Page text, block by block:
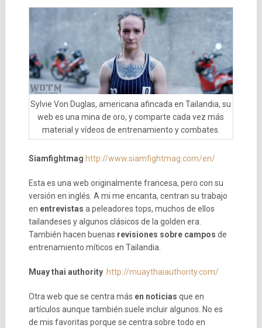
Sylvie Von Duglas, americana afincada en Tailandia, su
web es una mina de oro, y comparte cada vez más
material y vídeos de entrenamiento y combates.
Siamfightmag http://www.siamfightmag.com/en/
Esta es una web originalmente francesa, pero con su
versión en inglés. A mi me encanta, centran su trabajo
en entrevistas a peleadores tops, muchos de ellos
tailandeses y algunos clásicos de la golden era.
También hacen buenas revisiones sobre campos de
entrenamiento míticos en Tailandia.
Muay thai authority http://muaythaiauthority.com/
Otra web que se centra más en noticias que en
artículos aunque también suele incluir algunos. No es
de mis favoritas porque se centra sobre todo en